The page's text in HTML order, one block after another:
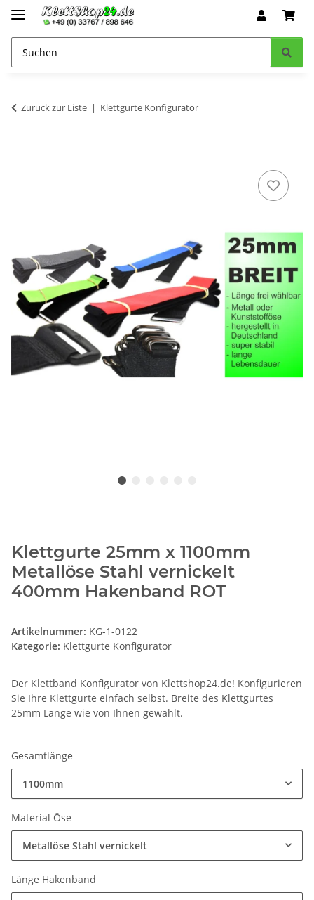
Zurück zur Liste Klettgurte Konfigurator
Klettgurte 25mm x 1100mm
Metallöse Stahl vernickelt
400mm Hakenband ROT
Artikelnummer: KG-1-0122
Kategorie: Klettgurte Konfigurator
Der Klettband Konfigurator von Klettshop24.de! Konfigurieren
Sie Ihre Klettgurte einfach selbst. Breite des Klettgurtes
25mm Länge wie von Ihnen gewählt.
Gesamtlänge
1100mm
Material Öse
Metallöse Stahl vernickelt
Länge Hakenband